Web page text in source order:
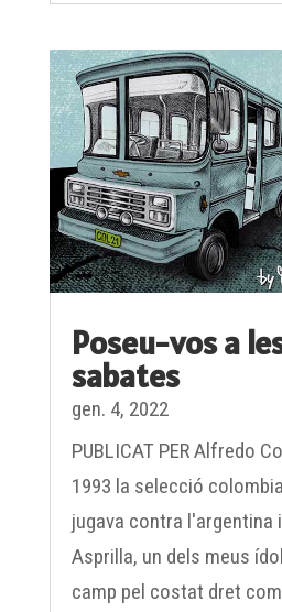
Poseu-vos a les
sabates
gen. 4, 2022
PUBLICAT PER Alfredo
1993 la selecció
jugava contra l'argentina
Asprilla, un dels meus
camp pel costat dret